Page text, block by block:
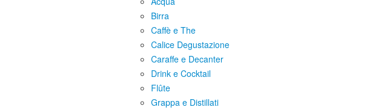
Birra
Caffè e The
Calice Degustazione
Caraffe e Decanter
Drink e Cocktail
Flûte
Grappa e Distillati